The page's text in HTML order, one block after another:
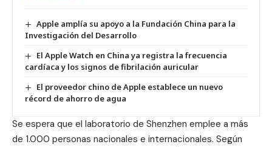
Apple amplía su apoyo a la Fundación China para la
Investigación del Desarrollo
El Apple Watch en China ya registra la frecuencia
cardíaca y los signos de fibrilación auricular
El proveedor chino de Apple establece un nuevo
récord de ahorro de agua
Se espera que el laboratorio de Shenzhen emplee a más
de 1.000 personas nacionales e internacionales. Según